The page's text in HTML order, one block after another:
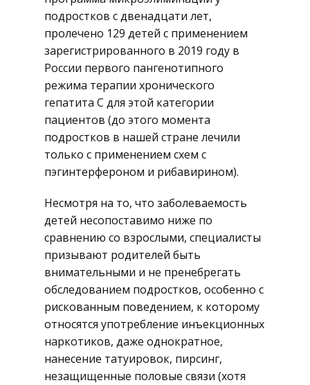
подростков с двенадцати лет,
пролечено 129 детей с применением
зарегистрированного в 2019 году в
России первого пангенотипного
режима терапии хронического
гепатита C для этой категории
пациентов (до этого момента
подростков в нашей стране лечили
только с применением схем с
пэгинтерфероном и рибавирином).
Несмотря на то, что заболеваемость
детей несопоставимо ниже по
сравнению со взрослыми, специалисты
призывают родителей быть
внимательными и не пренебрегать
обследованием подростков, особенно с
рискованным поведением, к которому
относятся употребление инъекционных
наркотиков, даже однократное,
нанесение татуировок, пирсинг,
незащищенные половые связи (хотя